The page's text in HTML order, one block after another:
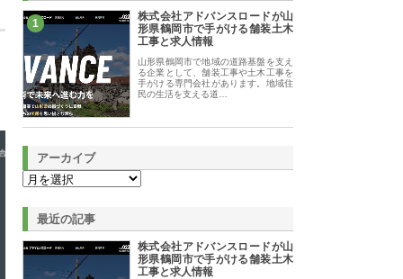
1
株式会社アドバンスロードが山
形県鶴岡市で手がける舗装土木
工事と求人情報
山形県鶴岡市で地域の道路基盤を支え
る企業として、舗装工事や土木工事を
手がける専門会社があります。地域住
民の生活を支える道…
アーカイブ
最近の記事
株式会社アドバンスロードが山
形県鶴岡市で手がける舗装土木
工事と求人情報